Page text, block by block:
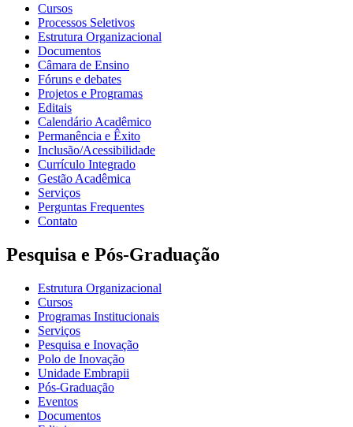
Cursos
Processos Seletivos
Estrutura Organizacional
Documentos
Câmara de Ensino
Fóruns e debates
Projetos e Programas
Editais
Calendário Acadêmico
Permanência e Êxito
Inclusão/Acessibilidade
Currículo Integrado
Gestão Acadêmica
Serviços
Perguntas Frequentes
Contato
Pesquisa e Pós-Graduação
Estrutura Organizacional
Cursos
Programas Institucionais
Serviços
Pesquisa e Inovação
Polo de Inovação
Unidade Embrapii
Pós-Graduação
Eventos
Documentos